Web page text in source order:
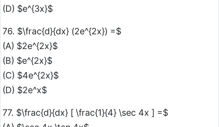
(D) $e^{3x}$
76. $\frac{d}{dx} (2e^{2x}) =$
(A) $2e^{2x}$
(B) $e^{2x}$
(C) $4e^{2x}$
(D) $2e^x$
77. $\frac{d}{dx} [ \frac{1}{4} \sec 4x ] =$